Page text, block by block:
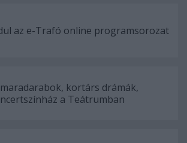
az e-Trafó online programsorozat
kortárs drámák,
a Teátrumban